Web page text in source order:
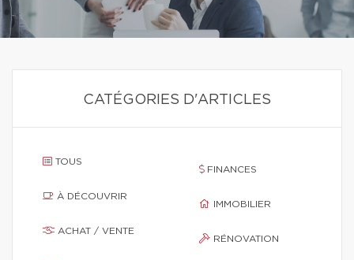
CATÉGORIES D'ARTICLES
TOUS
À DÉCOUVRIR
ACHAT / VENTE
FINANCES
IMMOBILIER
RÉNOVATION